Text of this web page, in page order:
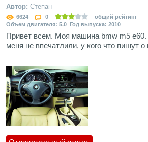
Автор: Степан
6624 0
общий рейтинг
Объем двигателя: 5.0 Год выпуска: 2010
Привет всем. Моя машина bmw m5
меня не впечатлили, у кого что пишут о